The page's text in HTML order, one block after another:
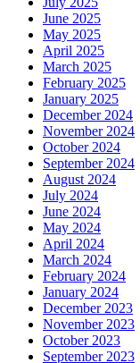
June 2025
May 2025
April 2025
March 2025
February 2025
January 2025
December 2024
November 2024
October 2024
September 2024
August 2024
July 2024
June 2024
May 2024
April 2024
March 2024
February 2024
January 2024
December 2023
November 2023
October 2023
September 2023